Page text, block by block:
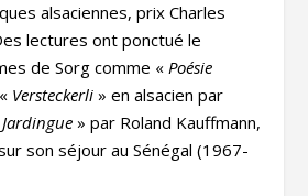
alsaciennes, prix Charles
lectures ont ponctué le
de Sorg comme «Poésie
Versteckerli » en alsacien par
Jardingue » par Roland Kauffmann,
son séjour au Sénégal (1967-